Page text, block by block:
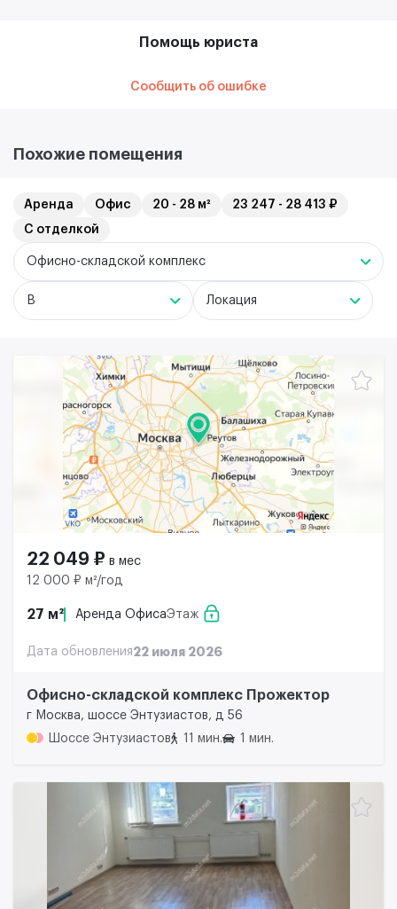
Помощь юриста
Сообщить об ошибке
Похожие помещения
Аренда Офис 20 - 28 м²
23 247 - 28 413 ₽
С отделкой
Офисно-складской комплекс
B Локация
22 049 ₽ в мес
12 000 ₽ м²/год
27 м² Аренда ОфисаЭтаж
Дата обновления22 июля 2026
Офисно-складской комплекс Прожектор
г Москва, шоссе Энтузиастов, д 56
Шоссе Энтузиастов
11 мин. 1 мин.